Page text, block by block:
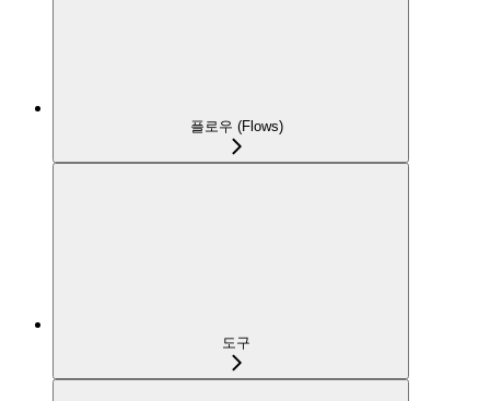
플로우 (Flows)
도구